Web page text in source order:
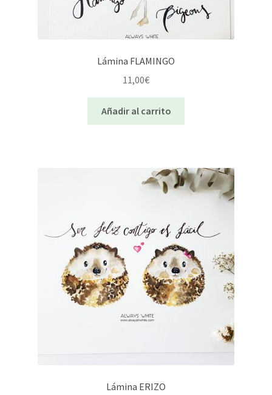
Lámina FLAMINGO
11,00€
Añadir al carrito
Lámina ERIZO